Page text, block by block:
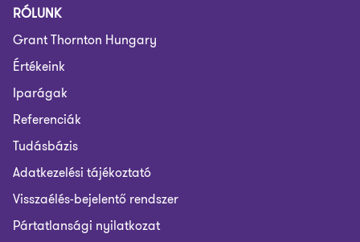
RÓLUNK
Grant Thornton Hungary
Értékeink
Iparágak
Referenciák
Tudásbázis
Adatkezelési tájékoztató
Visszaélés-bejelentő rendszer
Pártatlansági nyilatkozat